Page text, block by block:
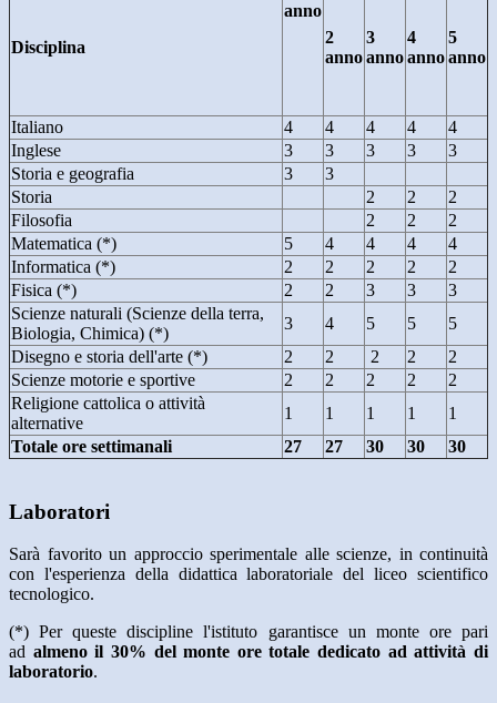
Disciplina
anno
2
anno
3
anno
4
anno
5
anno
Italiano 4 4 4 4
4
Inglese
3 3 3 3
3
Storia e geografia
3
3
Storia
2 2
2
Filosofia
2 2
2
Matematica (*)
5 4 4 4
4
Informatica (*)
2 2 2 2
2
Fisica (*)
2 2 3 3
3
Scienze naturali (Scienze della terra,
Biologia, Chimica) (*)
3 4 5 5
5
Disegno e storia dell'arte (*)
2 2 2 2
2
Scienze motorie e sportive
2 2 2 2
2
Religione cattolica o attività
alternative
1 1 1 1
1
Totale ore settimanali
27 27 30 30 30
Laboratori
Sarà favorito un approccio sperimentale alle scienze, in continuità
con l'esperienza della didattica laboratoriale del liceo scientifico
tecnologico.
(*) Per queste discipline l'istituto garantisce un monte ore pari
ad almeno il 30% del monte ore totale dedicato ad attività di
laboratorio.